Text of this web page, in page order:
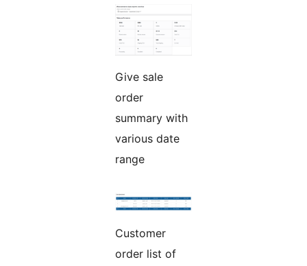
Give sale
order
summary with
various date
range
Customer
order list of